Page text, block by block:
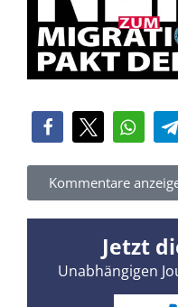
Kommentare
Jetzt
Unabhängigen